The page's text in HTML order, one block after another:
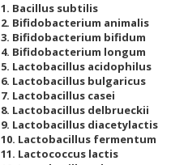
1. Bacillus subtilis
2. Bifidobacterium animalis
3. Bifidobacterium bifidum
4. Bifidobacterium longum
5. Lactobacillus acidophilus
6. Lactobacillus bulgaricus
7. Lactobacillus casei
8. Lactobacillus delbrueckii
9. Lactobacillus diacetylactis
10. Lactobacillus fermentum
11. Lactococcus lactis